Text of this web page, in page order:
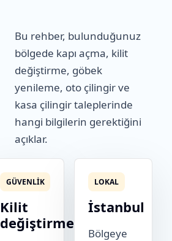
Bu rehber, bulunduğunuz
bölgede kapı açma, kilit
değiştirme, göbek
yenileme, oto çilingir ve
kasa çilingir taleplerinde
hangi bilgilerin gerektiğini
açıklar.
GÜVENLIK
Kilit
değiştirme
LOKAL
İstanbul
Bölgeye